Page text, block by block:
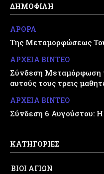
ΔΗΜΟΦΙΛΗ
ΑΡΘΡΑ
Της Μεταμορφώσεως
ΑΡΧΕΙΑ ΒΙΝΤΕΟ
Σύνδεση Μεταμόρφωση
αυτούς τους τρεις
ΑΡΧΕΙΑ ΒΙΝΤΕΟ
Σύνδεση 6 Αυγούστου:
ΚΑΤΗΓΟΡΙΕΣ
ΒΙΟΙ ΑΓΙΩΝ